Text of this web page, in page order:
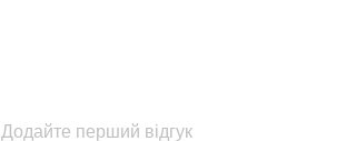
Додайте перший відгук